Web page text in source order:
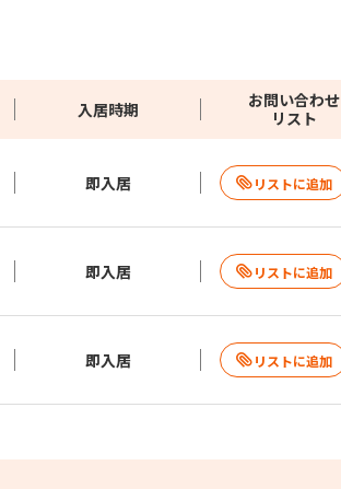
入居時期
お問い合わせ
リスト
即入居
即入居
即入居